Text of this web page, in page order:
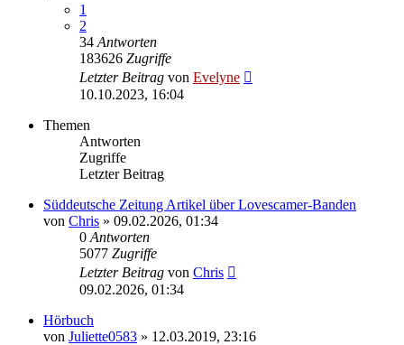
1
2
34 Antworten
183626 Zugriffe
Letzter Beitrag von Evelyne
10.10.2023, 16:04
Themen
Antworten
Zugriffe
Letzter Beitrag
Süddeutsche Zeitung Artikel über Lovescamer-Banden
von Chris » 09.02.2026, 01:34
0 Antworten
5077 Zugriffe
Letzter Beitrag von Chris
09.02.2026, 01:34
Hörbuch
von Juliette0583 » 12.03.2019, 23:16